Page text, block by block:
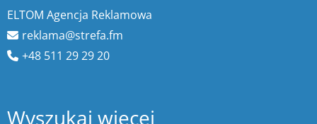
ELTOM Agencja Reklamowa
reklama@strefa.fm
+48 511 29 29 20
Wyszukaj więcej